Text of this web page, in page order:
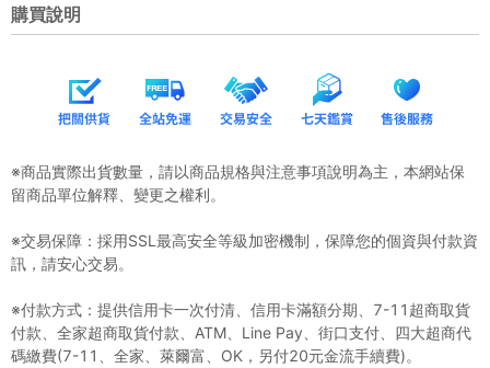
購買說明
※商品實際出貨數量，請以商品規格與注意事項說明為主，本網站保
留商品單位解釋、變更之權利。
※交易保障：採用SSL最高安全等級加密機制，保障您的個資與付款資
訊，請安心交易。
※付款方式：提供信用卡一次付清、信用卡滿額分期、7-11超商取貨
付款、全家超商取貨付款、ATM、Line Pay、街口支付、四大超商代
碼繳費(7-11、全家、萊爾富、OK，另付20元金流手續費)。